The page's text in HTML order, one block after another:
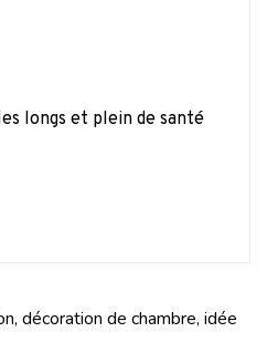
longs et plein de santé
, décoration de chambre, idée